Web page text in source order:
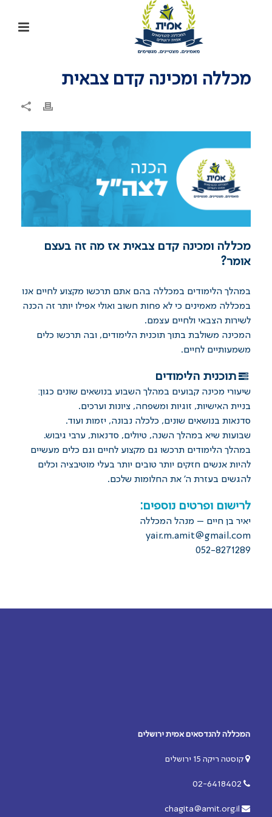
מכללה ומכינה קדם צבאית
מכללה ומכינה קדם צבאית אז מה זה בעצם
אומר?
במהלך הלימודים במכללה בהם אתם תרכשו מקצוע לחיים אנו
במכללה מאמינים כי לא פחות חשוב ואולי אפילו יותר זה הכנה
לשירות הצבאי ולחיים עצמם.
המכינה משולבת בתוך תוכנית הלימודים, ובה תרכשו כלים
משמעותיים לחיים.
תוכנית הלימודים
שיעורי מכינה קבועים במהלך השבוע בנושאים שונים כגון:
בניית האישיות, זוגיות ומשפחה, ציונות וערכים.
סדנאות בנושאים שונים, כלכלה נבונה, יזמות ועוד.
שבועות שיא במהלך השנה, טיולים, סדנאות, ערבי גיבוש.
במהלך הלימודים תרכשו גם מקצוע לחיים וגם כלים מעשיים
להיות אנשים חזקים יותר טובים יותר בעלי מוטיבציה וכלים
להגשים בעזרת ה' את החלומות שלכם.
לרישום ופרטים נוספים:
יאיר בן חיים – מנהל המכללה
yair.m.amit@gmail.com
052-8271289
המכללה להנדסאים אמית ירושלים
קוסטה ריקה 15 ירושלים
02-6418402
chagita@amit.org.il